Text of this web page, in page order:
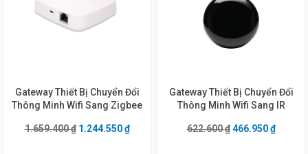
Gateway Thiết Bị Chuyển Đổi
Thông Minh Wifi Sang Zigbee
1.659.400₫ Giá gốc là: 1.659.400 ₫.
1.244.550₫Giá hiện tại là: 1.244.550 ₫.
Gateway Thiết Bị Chuyển Đổi
Thông Minh Wifi Sang IR
622.600₫ Giá gốc là:
466.950₫Giá